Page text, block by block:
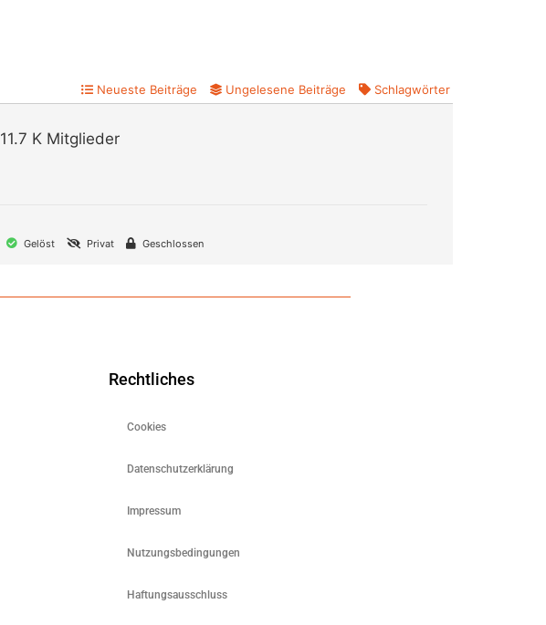
Neueste Beiträge Ungelesene Beiträge Schlagwörter
11.7 K Mitglieder
Gelöst Privat Geschlossen
Rechtliches
Cookies
Datenschutzerklärung
Impressum
Nutzungsbedingungen
Haftungsausschluss